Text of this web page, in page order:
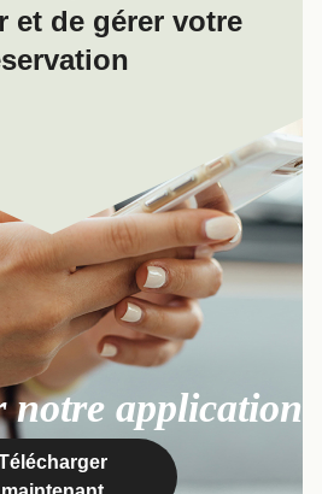
et de gérer votre
notre application